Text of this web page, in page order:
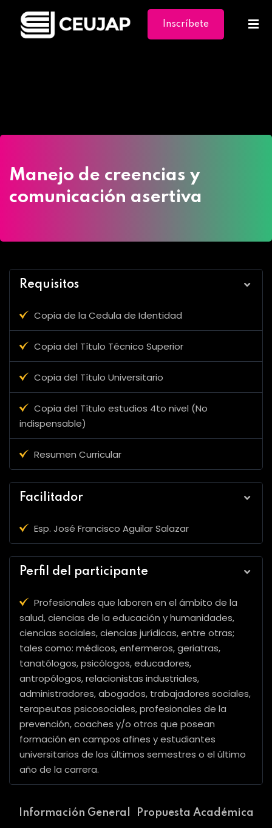
Inscríbete
Manejo de creencias y
comunicación asertiva
Requisitos
Copia de la Cedula de Identidad
Copia del Título Técnico Superior
Copia del Título Universitario
Copia del Título estudios 4to nivel (No
indispensable)
Resumen Curricular
Facilitador
Esp. José Francisco Aguilar Salazar
Perfil del participante
Profesionales que laboren en el ámbito de la
salud, ciencias de la educación y humanidades,
ciencias sociales, ciencias jurídicas, entre otras;
tales como: médicos, enfermeros, geriatras,
tanatólogos, psicólogos, educadores,
antropólogos, relacionistas industriales,
administradores, abogados, trabajadores sociales,
terapeutas psicosociales, profesionales de la
prevención, coaches y/o otros que posean
formación en campos afines y estudiantes
universitarios de los últimos semestres o el último
año de la carrera.
Información General Propuesta Académica